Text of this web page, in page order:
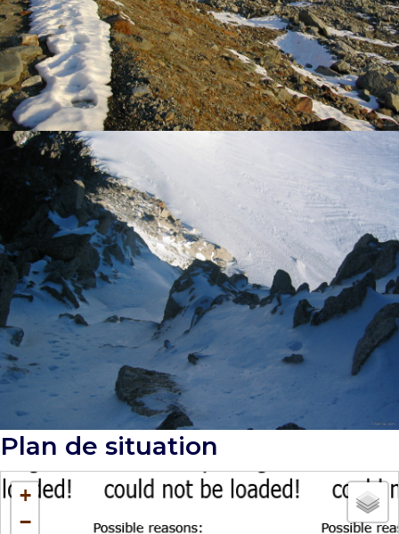
Plan de situation
+
−